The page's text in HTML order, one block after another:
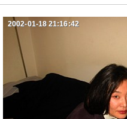
2002-01-18 21:16:42